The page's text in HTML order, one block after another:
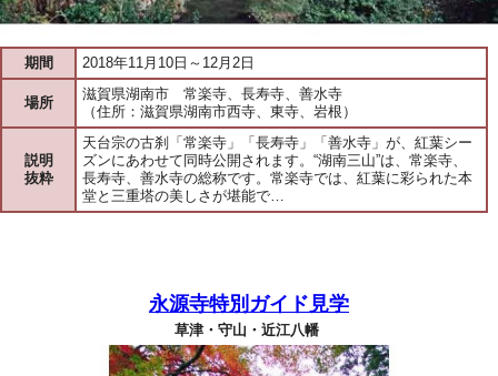
期間 2018年11月10日～12月2日
場所
滋賀県湖南市 常楽寺、長寿寺、善水寺
（住所：滋賀県湖南市西寺、東寺、岩根）
説明
抜粋
天台宗の古刹「常楽寺」「長寿寺」「善水寺」が、紅葉シー
ズンにあわせて同時公開されます。“湖南三山”は、常楽寺、
長寿寺、善水寺の総称です。常楽寺では、紅葉に彩られた本
堂と三重塔の美しさが堪能で…
永源寺特別ガイド見学
草津・守山・近江八幡